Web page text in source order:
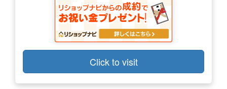
Click to visit